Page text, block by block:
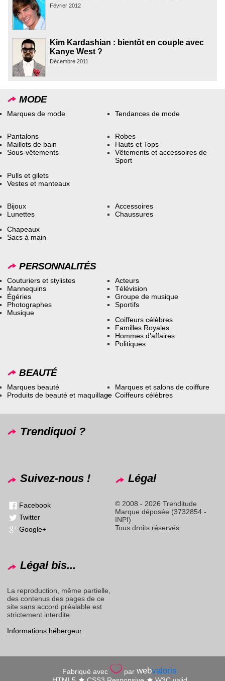
Février 2012
Kim Kardashian : bientôt en couple avec
Kanye West ?
Décembre 2011
MODE
Marques de mode Tendances de mode
Pantalons
Maillots de bain
Sous-vêtements
Robes
Hauts et Tops
Vêtements et accessoires de
Sport
Pulls et gilets
Vestes et manteaux
Bijoux
Lunettes
Accessoires
Chaussures
Chapeaux
Sacs à main
PERSONNALITÉS
Couturiers et stylistes
Mannequins
Égéries
Photographes
Musique
Acteurs
Télévision
Groupe de musique
Sportifs
Coiffeurs célèbres
Familles Royales
Hommes d’affaires
Politiques
BEAUTÉ
Marques beauté
Produits de beauté et maquillage
Marques et salons de coiffure
Coiffeurs célèbres
Trendiquoi ?
Suivez-nous !
Facebook
Twitter
Google+
Légal
© 2008 - 2026 Trenditude
Marque déposée (3732854 -
INPI)
Tous droits réservés
Légal bis...
La reproduction, même partielle,
des contenus des pages de ce
site sans accord préalable est
strictement interdite.
Informations hébergeur
Fabriqué avec parwebvaloris